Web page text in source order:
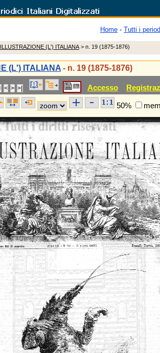
Home - Tutti i
ILLUSTRAZIONE (L') ITALIANA > n. 19 (1875-1876)
(L') ITALIANA - n. 19 (1875-1876)
Accesso
50%